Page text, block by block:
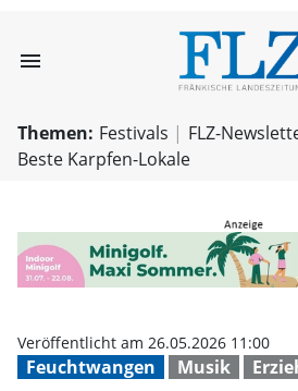
menu
Themen: Festivals
FLZ-
Beste Karpfen-Lokale
Feuchtwangen Musik
Veröffentlicht am 26.05.2026 11:00